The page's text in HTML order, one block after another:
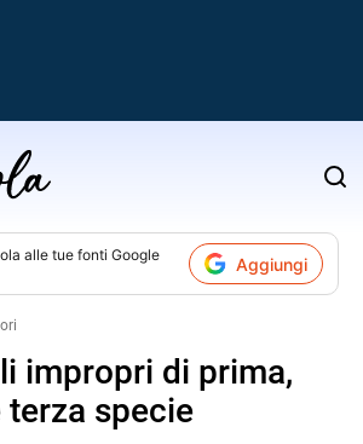
alle tue fonti Google
Aggiungi
impropri di prima,
terza specie